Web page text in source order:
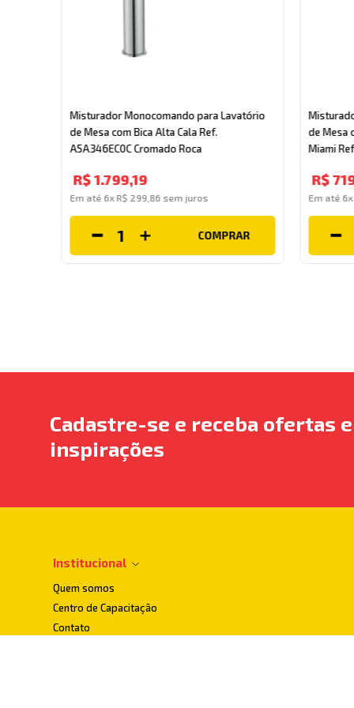
Misturador Monocomando para Lavatório
de Mesa com Bica Alta Cala Ref.
A5A346EC0C Cromado Roca
R$1.799,19
Em até 6x R$ 299 86 sem juros
COMPRAR
de Mesa
Miami
R$
Em até 6x
Cadastre-se e receba ofertas e
inspirações
Institucional
Quem somos
Centro de Capacitação
Contato